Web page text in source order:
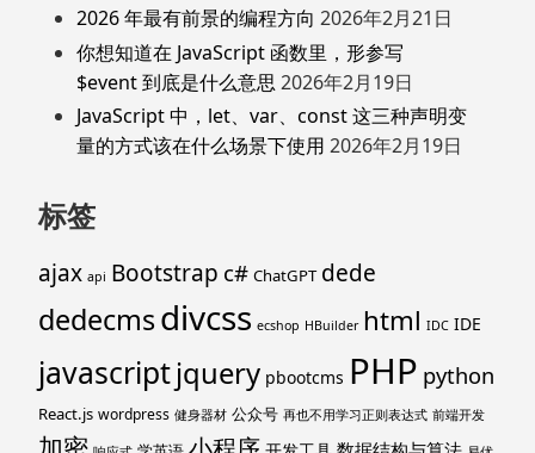
2026 年最有前景的编程方向 2026年2月21日
你想知道在 JavaScript 函数里，形参写
$event 到底是什么意思 2026年2月19日
JavaScript 中，let、var、const 这三种声明变
量的方式该在什么场景下使用 2026年2月19日
标签
ajax api Bootstrap c# ChatGPT dede
dedecmsdivcss ecshop HBuilder html IDC IDE
javascriptjquery pbootcms PHP python
React.js wordpress 健身器材 公众号 再也不用学习正则表达式 前端开发